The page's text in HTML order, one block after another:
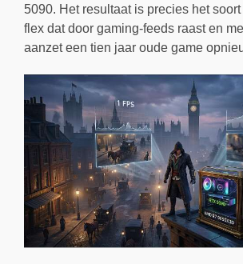
5090. Het resultaat is precies het
flex dat door gaming-feeds raast en
aanzet een tien jaar oude game